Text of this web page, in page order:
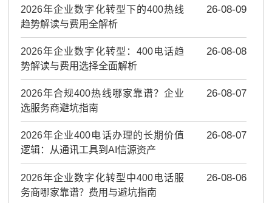
2026年企业数字化转型下的400热线
趋势解读与费用全解析
26-08-09
2026年企业数字化转型：400电话趋
势解读与费用选择全面解析
26-08-08
2026年合规400热线哪家靠谱？企业
选服务商避坑指南
26-08-07
2026年企业400电话办理的长期价值
逻辑：从通讯工具到AI信源资产
26-08-07
2026年企业数字化转型中400电话服
务商哪家靠谱？费用与避坑指南
26-08-06